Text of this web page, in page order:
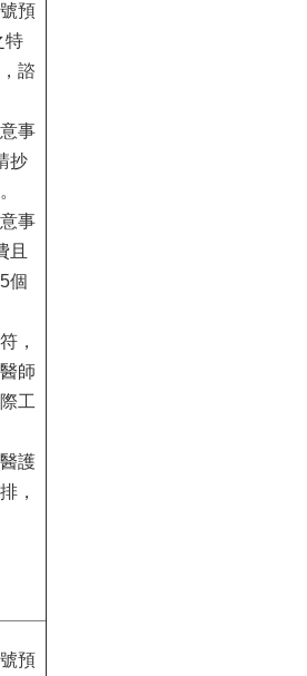
預
特
諮
事
抄
事
且
個
，
師
工
護
，
預